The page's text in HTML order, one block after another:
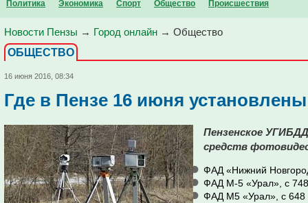
Политика Экономика Спорт Общество Проиcшествия
Новости Пензы → Город онлайн → Общество
ОБЩЕСТВО
16 июня 2016, 08:34
Где в Пензе 16 июня
Пензенское
средств
ФАД «Нижний
ФАД М-5 «Урал», с
ФАД М5 «Урал», с 648